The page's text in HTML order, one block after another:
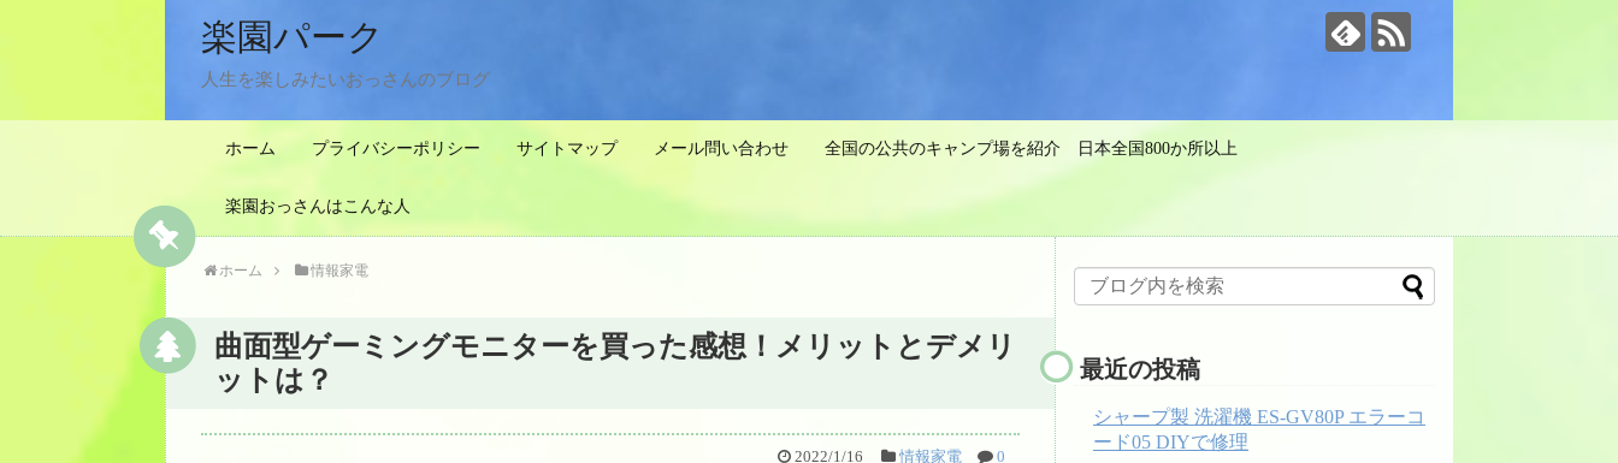
楽園パーク
人生を楽しみたいおっさんのブログ
ホーム プライバシーポリシー サイトマップ メール問い合わせ 全国の公共のキャンプ場を紹介 日本全国800か所以上
楽園おっさんはこんな人
ホーム 情報家電
曲面型ゲーミングモニターを買った感想！メリットとデメリ
ットは？
2022/1/16 情報家電 0
最近の投稿
シャープ製 洗濯機 ES-GV80P エラーコ
ード05 DIYで修理